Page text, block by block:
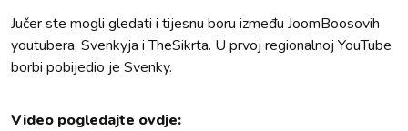
Jučer ste mogli gledati i tijesnu boru između JoomBoosovih
youtubera, Svenkyja i TheSikrta. U prvoj regionalnoj YouTube
borbi pobijedio je Svenky.
Video pogledajte ovdje: